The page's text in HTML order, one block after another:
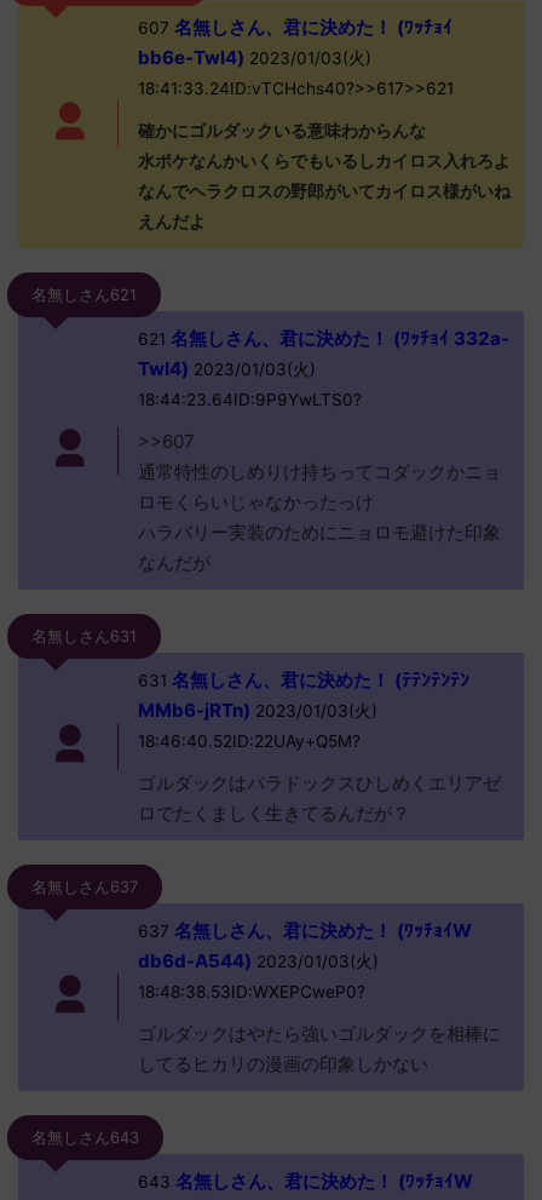
607 名無しさん、君に決めた！ (ﾜｯﾁｮｲ
bb6e-TwI4) 2023/01/03(火)
18:41:33.24ID:vTCHchs40?>>617>>621
確かにゴルダックいる意味わからんな
水ポケなんかいくらでもいるしカイロス入れろよ
なんでヘラクロスの野郎がいてカイロス様がいね
えんだよ
名無しさん621
621 名無しさん、君に決めた！ (ﾜｯﾁｮｲ 332a-
TwI4) 2023/01/03(火)
18:44:23.64ID:9P9YwLTS0?
>>607
通常特性のしめりけ持ちってコダックかニョ
ロモくらいじゃなかったっけ
ハラバリー実装のためにニョロモ避けた印象
なんだが
名無しさん631
631 名無しさん、君に決めた！ (ﾃﾃﾝﾃﾝﾃﾝ
MMb6-jRTn) 2023/01/03(火)
18:46:40.52ID:22UAy+Q5M?
ゴルダックはパラドックスひしめくエリアゼ
ロでたくましく生きてるんだが？
名無しさん637
637 名無しさん、君に決めた！ (ﾜｯﾁｮｲW
db6d-A544) 2023/01/03(火)
18:48:38.53ID:WXEPCweP0?
ゴルダックはやたら強いゴルダックを相棒に
してるヒカリの漫画の印象しかない
名無しさん643
643 名無しさん、君に決めた！ (ﾜｯﾁｮｲW